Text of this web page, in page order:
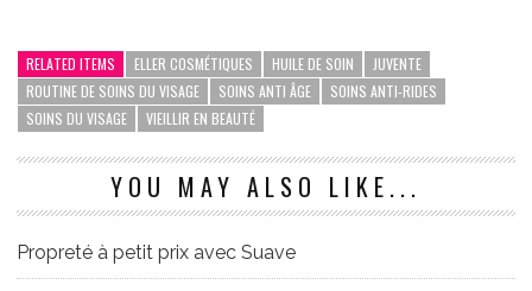
RELATED ITEMS ELLER COSMÉTIQUES HUILE DE SOIN
JUVENTE
ROUTINE DE SOINS DU VISAGE
SOINS ANTI ÂGE
SOINS ANTI-RIDES
SOINS DU VISAGE
VIEILLIR EN BEAUTÉ
YOU MAY ALSO LIKE...
Propreté à petit prix avec Suave